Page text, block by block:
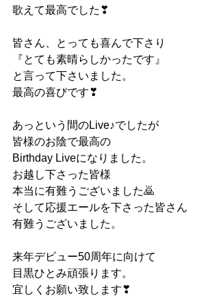
歌えて最高でした❣
皆さん、とっても喜んで下さり
『とても素晴らしかったです』
と言って下さいました。
最高の喜びです❣
あっという間のLive♪でしたが
皆様のお陰で最高の
Birthday Liveになりました。
お越し下さった皆様
本当に有難うございました🙇
そして応援エールを下さった皆さん
有難うございました。
来年デビュー50周年に向けて
目黒ひとみ頑張ります。
宜しくお願い致します❣